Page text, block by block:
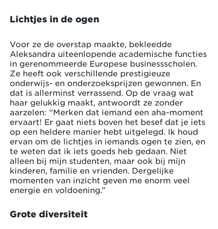
Lichtjes in de ogen
Voor ze de overstap maakte, bekleedde
Aleksandra uiteenlopende academische functies
in gerenommeerde Europese businessscholen.
Ze heeft ook verschillende prestigieuze
onderwijs- en onderzoeksprijzen gewonnen. En
dat is allerminst verrassend. Op de vraag wat
haar gelukkig maakt, antwoordt ze zonder
aarzelen: “Merken dat iemand een aha-moment
ervaart! Er gaat niets boven het besef dat je iets
op een heldere manier hebt uitgelegd. Ik houd
ervan om de lichtjes in iemands ogen te zien, en
te weten dat ik iets goeds heb gedaan. Niet
alleen bij mijn studenten, maar ook bij mijn
kinderen, familie en vrienden. Dergelijke
momenten van inzicht geven me enorm veel
energie en voldoening.”
Grote diversiteit